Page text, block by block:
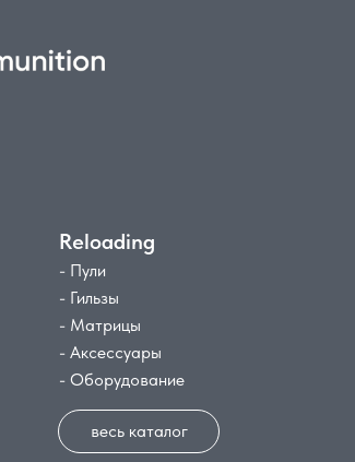
Reloading
- Пули
- Гильзы
- Матрицы
- Аксессуары
- Оборудование
весь каталог